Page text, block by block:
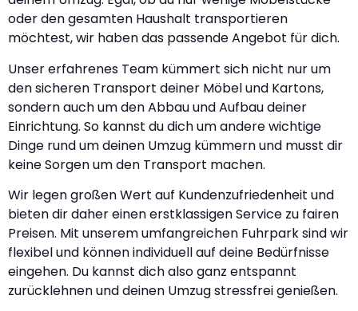
oder den gesamten Haushalt transportieren
möchtest, wir haben das passende Angebot für dich.
Unser erfahrenes Team kümmert sich nicht nur um
den sicheren Transport deiner Möbel und Kartons,
sondern auch um den Abbau und Aufbau deiner
Einrichtung. So kannst du dich um andere wichtige
Dinge rund um deinen Umzug kümmern und musst dir
keine Sorgen um den Transport machen.
Wir legen großen Wert auf Kundenzufriedenheit und
bieten dir daher einen erstklassigen Service zu fairen
Preisen. Mit unserem umfangreichen Fuhrpark sind wir
flexibel und können individuell auf deine Bedürfnisse
eingehen. Du kannst dich also ganz entspannt
zurücklehnen und deinen Umzug stressfrei genießen.